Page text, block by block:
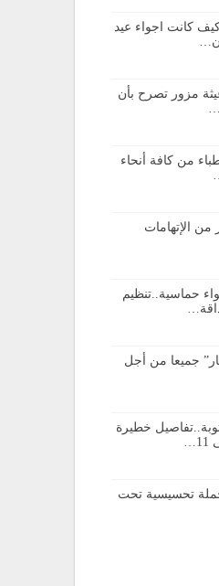
كانت اجواء عيد
غيثة مزور تصرح بأن
من كافة أنحاء
من الإتهامات
حماسية..تنظيم
جميعا من أجل
خطيرة
حملة تحسيسية تحت